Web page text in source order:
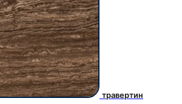
травертин